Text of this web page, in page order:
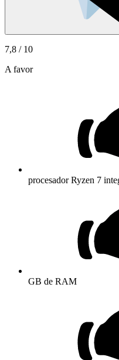
7,8 / 10
A favor
procesador Ryzen 7
GB de RAM